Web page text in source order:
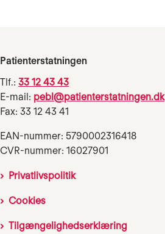
Patienterstatningen
Tlf.: 33 12 43 43
E-mail: pebl@patienterstatningen.dk
Fax: 33 12 43 41
EAN-nummer: 5790002316418
CVR-nummer: 16027901
Privatlivspolitik
Cookies
Tilgængelighedserklæring